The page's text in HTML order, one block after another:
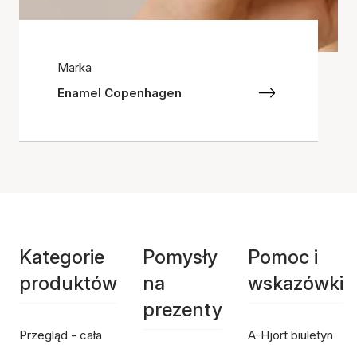
Marka
Enamel Copenhagen
Kategorie
produktów
Przegląd - cała
Pomysły
na
prezenty
Pomoc i
wskazówki
A-Hjort biuletyn